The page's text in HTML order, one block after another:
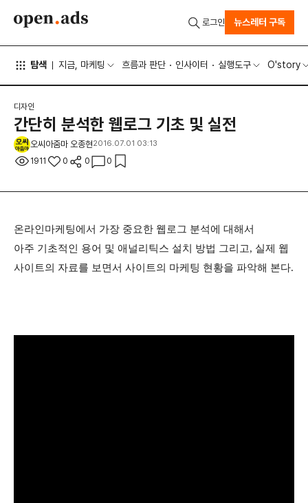
탐색 지금, 마케팅 흐름과 판단 인사이터 실행도구 O'story
로그인 뉴스레터 구독
디자인
간단히 분석한 웹로그 기초 및 실전
오씨아줌마 오종현2016.07.01 03:13
1911 0 0 0
온라인마케팅에서 가장 중요한 웹로그 분석에 대해서
아주 기초적인 용어 및 애널리틱스 설치 방법 그리고, 실제 웹
사이트의 자료를 보면서 사이트의 마케팅 현황을 파악해 본다.